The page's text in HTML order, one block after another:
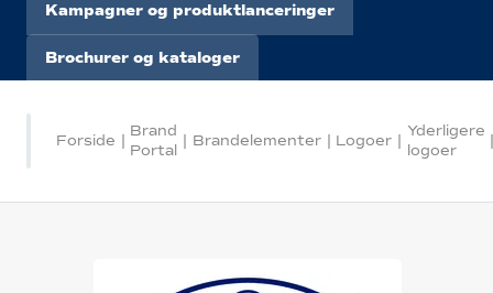
Kampagner og produktlanceringer
Brochurer og kataloger
Forside |
Brand
Portal
| Brandelementer | Logoer |
Yderligere
logoer